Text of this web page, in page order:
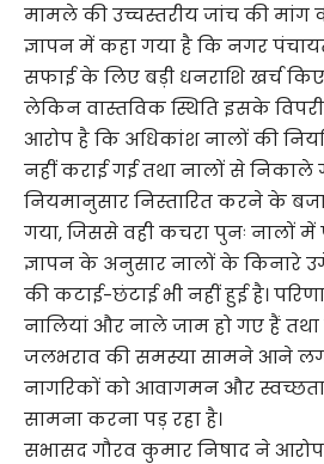
मामले की उच्चस्तरीय जांच की मांग
ज्ञापन में कहा गया है कि नगर
सफाई के लिए बड़ी धनराशि खर्च
लेकिन वास्तविक स्थिति इसके
आरोप है कि अधिकांश नालों की
नहीं कराई गई तथा नालों से
नियमानुसार निस्तारित करने के
गया, जिससे वही कचरा पुनः नालों में
ज्ञापन के अनुसार नालों के किनारे
की कटाई-छंटाई भी नहीं हुई है।
नालियां और नाले जाम हो गए हैं तथा
जलभराव की समस्या सामने आने
नागरिकों को आवागमन और
सामना करना पड़ रहा है।
सभासद गौरव कुमार निषाद ने